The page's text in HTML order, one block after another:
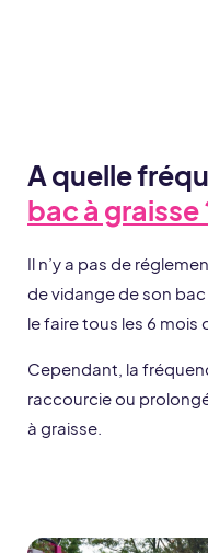
A quelle
bac à graisse
Il n’y a pas de
de vidange de son
le faire tous les 6 mois
Cependant, la
raccourcie ou
à graisse.